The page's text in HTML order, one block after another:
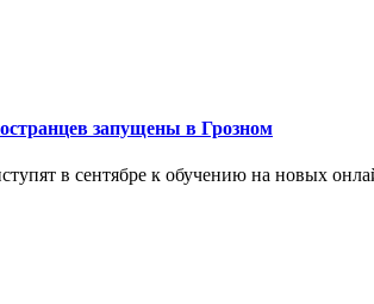
запущены в Грозном
в сентябре к обучению на новых